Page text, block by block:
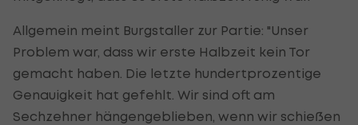
Allgemein meint Burgstaller zur Partie: "Unser
Problem war, dass wir erste Halbzeit kein Tor
gemacht haben. Die letzte hundertprozentige
Genauigkeit hat gefehlt. Wir sind oft am
Sechzehner hängengeblieben, wenn wir schießen